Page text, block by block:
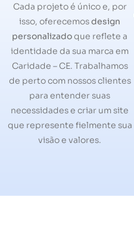
Cada projeto é único e, por
isso, oferecemosdesign
personalizadoque reflete a
identidade da sua marca em
Caridade – CE. Trabalhamos
de perto com nossos clientes
para entender suas
necessidades e criar um site
que represente fielmente sua
visão e valores.